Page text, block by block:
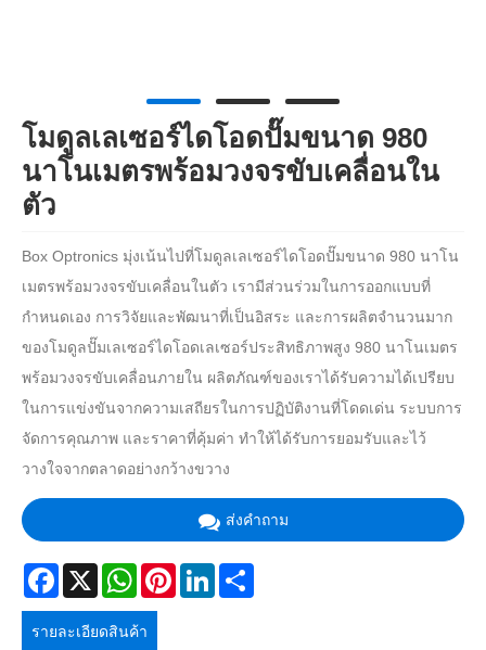
โมดูลเลเซอร์ไดโอดปั๊มขนาด 980
นาโนเมตรพร้อมวงจรขับเคลื่อนใน
ตัว
Box Optronics มุ่งเน้นไปที่โมดูลเลเซอร์ไดโอดปั๊มขนาด 980 นาโน
เมตรพร้อมวงจรขับเคลื่อนในตัว เรามีส่วนร่วมในการออกแบบที่
กำหนดเอง การวิจัยและพัฒนาที่เป็นอิสระ และการผลิตจำนวนมาก
ของโมดูลปั๊มเลเซอร์ไดโอดเลเซอร์ประสิทธิภาพสูง 980 นาโนเมตร
พร้อมวงจรขับเคลื่อนภายใน ผลิตภัณฑ์ของเราได้รับความได้เปรียบ
ในการแข่งขันจากความเสถียรในการปฏิบัติงานที่โดดเด่น ระบบการ
จัดการคุณภาพ และราคาที่คุ้มค่า ทำให้ได้รับการยอมรับและไว้
วางใจจากตลาดอย่างกว้างขวาง
ส่งคำถาม
Facebook
X WhatsAppPinterestLinkedIn
รายละเอียดสินค้า